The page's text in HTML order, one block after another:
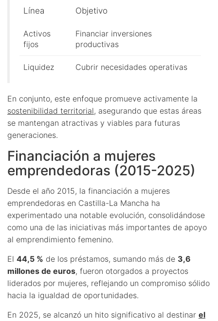
Línea Objetivo
Activos
fijos
Financiar inversiones
productivas
Liquidez Cubrir necesidades operativas
En conjunto, este enfoque promueve activamente la
sostenibilidad territorial, asegurando que estas áreas
se mantengan atractivas y viables para futuras
generaciones.
Financiación a mujeres
emprendedoras (2015-2025)
Desde el año 2015, la financiación a mujeres
emprendedoras en Castilla-La Mancha ha
experimentado una notable evolución, consolidándose
como una de las iniciativas más importantes de apoyo
al emprendimiento femenino.
El 44,5 % de los préstamos, sumando más de 3,6
millones de euros, fueron otorgados a proyectos
liderados por mujeres, reflejando un compromiso sólido
hacia la igualdad de oportunidades.
En 2025, se alcanzó un hito significativo al destinar el